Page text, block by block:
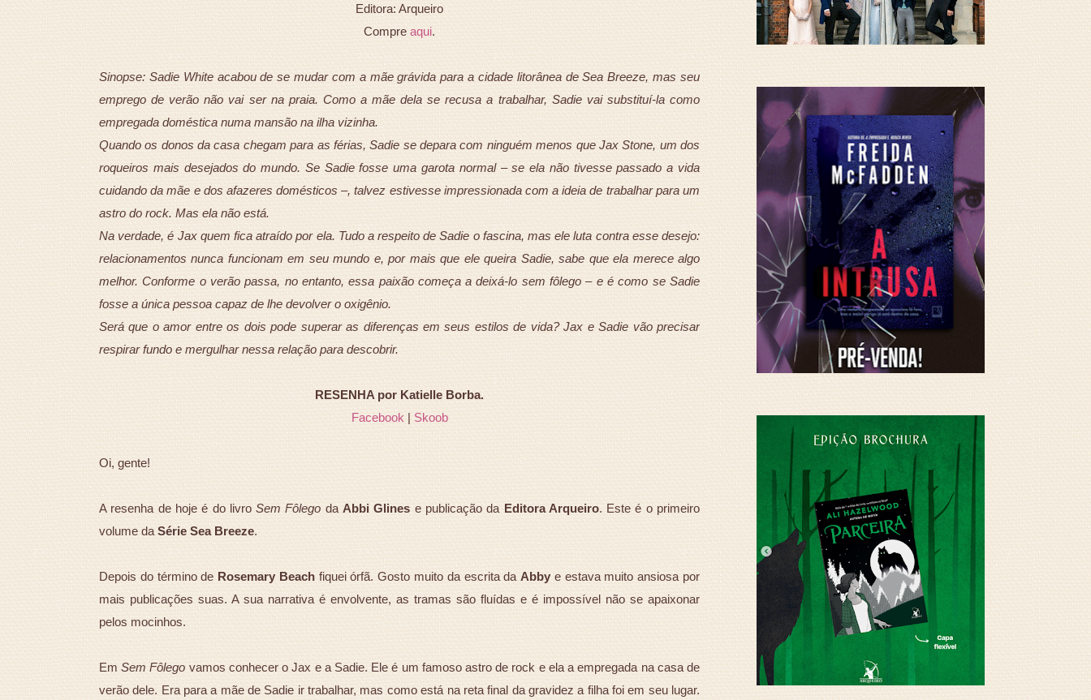
Editora: Arqueiro
Compre aqui.
Sinopse: Sadie White acabou de se mudar com a mãe grávida para a cidade litorânea de Sea Breeze, mas seu
emprego de verão não vai ser na praia. Como a mãe dela se recusa a trabalhar, Sadie vai substituí-la como
empregada doméstica numa mansão na ilha vizinha.
Quando os donos da casa chegam para as férias, Sadie se depara com ninguém menos que Jax Stone, um dos
roqueiros mais desejados do mundo. Se Sadie fosse uma garota normal – se ela não tivesse passado a vida
cuidando da mãe e dos afazeres domésticos –, talvez estivesse impressionada com a ideia de trabalhar para um
astro do rock. Mas ela não está.
Na verdade, é Jax quem fica atraído por ela. Tudo a respeito de Sadie o fascina, mas ele luta contra esse desejo:
relacionamentos nunca funcionam em seu mundo e, por mais que ele queira Sadie, sabe que ela merece algo
melhor. Conforme o verão passa, no entanto, essa paixão começa a deixá-lo sem fôlego – e é como se Sadie
fosse a única pessoa capaz de lhe devolver o oxigênio.
Será que o amor entre os dois pode superar as diferenças em seus estilos de vida? Jax e Sadie vão precisar
respirar fundo e mergulhar nessa relação para descobrir.
RESENHA por Katielle Borba.
Facebook| Skoob
Oi, gente!
A resenha de hoje é do livroSem FôlegodaAbbi Glinese publicação da Editora Arqueiro. Este é o primeiro
volume da Série Sea Breeze.
Depois do término deRosemary Beachfiquei órfã. Gosto muito da escrita daAbbye estava muito ansiosa por
mais publicações suas. A sua narrativa é envolvente, as tramas são fluídas e é impossível não se apaixonar
pelos mocinhos.
EmSem Fôlego vamos conhecer o Jax e a Sadie. Ele é um famoso astro de rock e ela a empregada na casa de
verão dele. Era para a mãe de Sadie ir trabalhar, mas como está na reta final da gravidez a filha foi em seu lugar.